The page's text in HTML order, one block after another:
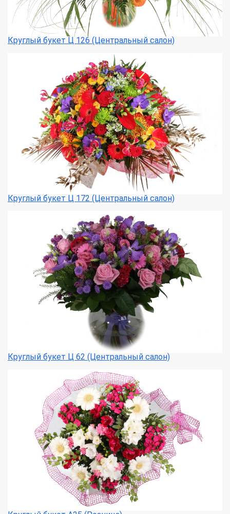
Круглый букет Ц 126 (Центральный салон)
Круглый букет Ц 172 (Центральный салон)
Круглый букет Ц 62 (Центральный салон)